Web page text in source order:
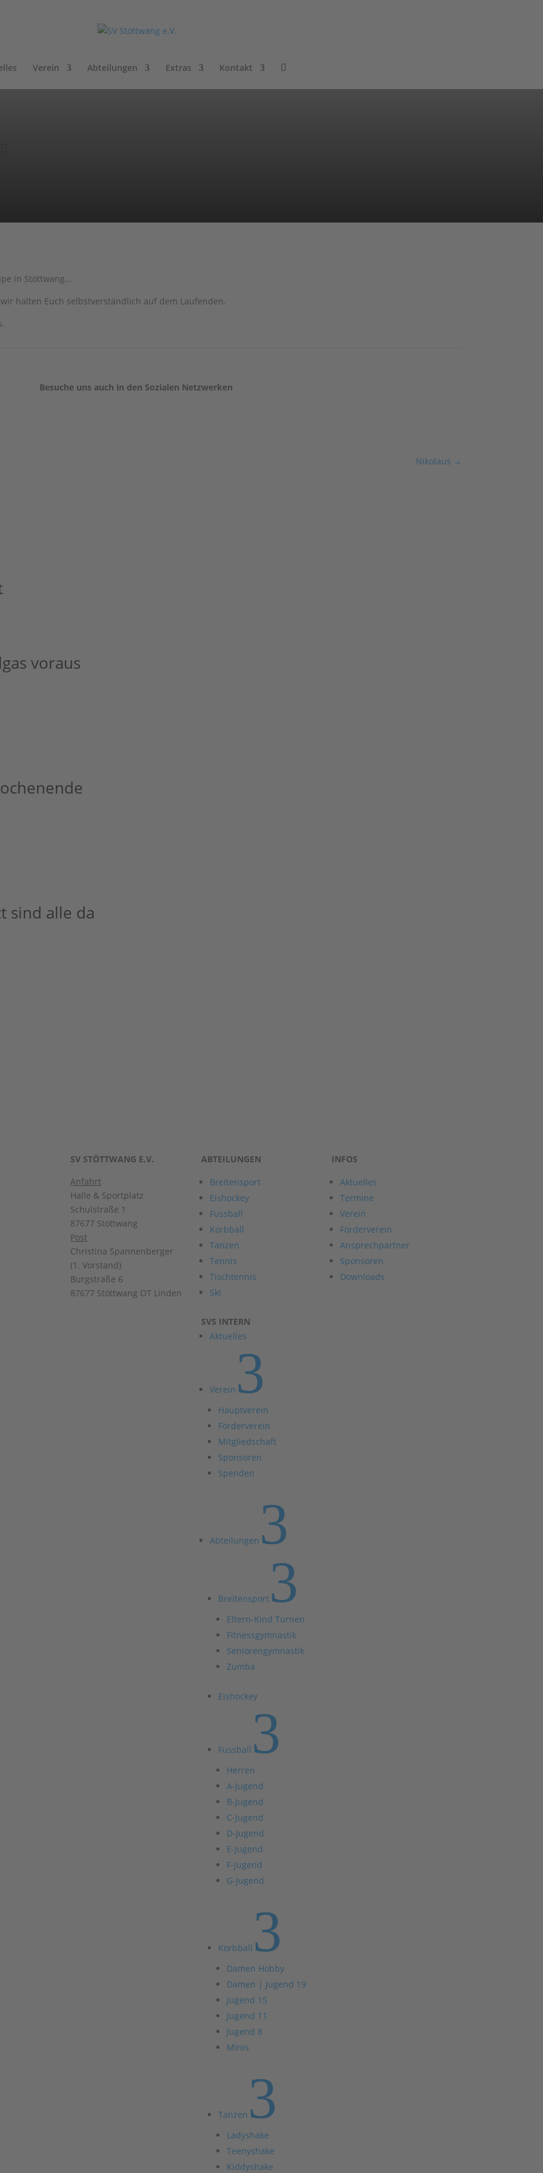
Verein Abteilungen Extras Kontakt
in Stöttwang…
halten Euch selbstverständlich auf dem Laufenden.
Besuche uns auch in den Sozialen Netzwerken
Nikolaus →
voraus
sind alle da
SV STÖTTWANG E.V.
Anfahrt
Halle & Sportplatz
Schulstraße 1
87677 Stöttwang
Post
Christina Spannenberger
(1. Vorstand)
Burgstraße 6
87677 Stöttwang OT Linden
ABTEILUNGEN
Breitensport
Eishockey
Fussball
Korbball
Tanzen
Tennis
Tischtennis
Ski
SVS INTERN
Aktuelles
Verein 3
Hauptverein
Förderverein
Mitgliedschaft
Sponsoren
Spenden
Abteilungen 3
Breitensport3
Eltern-Kind Turnen
Fitnessgymnastik
Seniorengymnastik
Zumba
Eishockey
Fussball 3
Herren
A-Jugend
B-Jugend
C-Jugend
D-Jugend
E-Jugend
F-Jugend
G-Jugend
Korbball 3
Damen Hobby
Damen | Jugend 19
Jugend 15
Jugend 11
Jugend 8
Minis
Tanzen 3
Ladyshake
Teenyshake
Kiddyshake
INFOS
Aktuelles
Termine
Verein
Förderverein
Ansprechpartner
Sponsoren
Downloads